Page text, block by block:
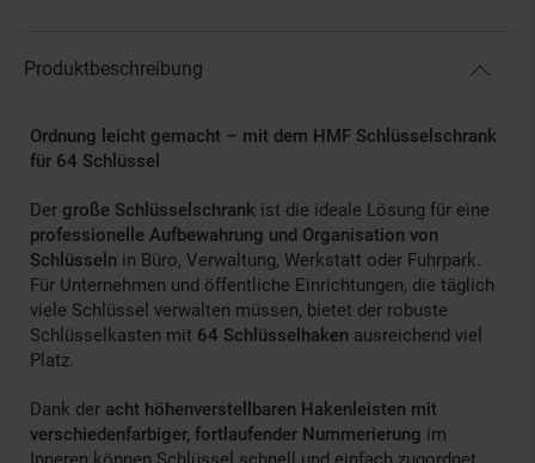
Produktbeschreibung
Ordnung leicht gemacht – mit dem HMF Schlüsselschrank
für 64 Schlüssel
Der große Schlüsselschrank ist die ideale Lösung für eine
professionelle Aufbewahrung und Organisation von
Schlüsseln in Büro, Verwaltung, Werkstatt oder Fuhrpark.
Für Unternehmen und öffentliche Einrichtungen, die täglich
viele Schlüssel verwalten müssen, bietet der robuste
Schlüsselkasten mit 64 Schlüsselhaken ausreichend viel
Platz.
Dank der acht höhenverstellbaren Hakenleisten mit
verschiedenfarbiger, fortlaufender Nummerierung im